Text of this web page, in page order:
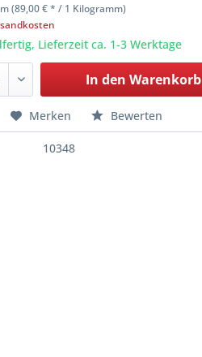
(89,00 € * / 1 Kilogramm)
Lieferzeit ca. 1-3 Werktage
In den Warenkorb
Merken Bewerten
10348